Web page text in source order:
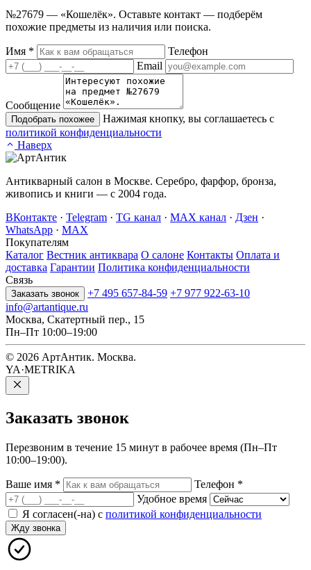
№27679 — «Кошелёк». Оставьте контакт — подберём
похожие предметы из наличия или поиска.
Имя *
Телефон
Email
Сообщение
Подобрать похожее
Нажимая кнопку, вы соглашаетесь с
политикой конфиденциальности
Наверх
Антикварный салон в Москве. Серебро, фарфор, бронза,
живопись и книги — с 2004 года.
ВКонтакте · Telegram · TG канал · MAX канал · Дзен ·
WhatsApp · MAX
Покупателям
Каталог Вестник антиквара О салоне Контакты Оплата и
доставка Гарантии Политика конфиденциальности
Связь
Заказать звонок +7 495 657-84-59 +7 977 922-63-10
info@artantique.ru
Москва, Скатертный пер., 15
Пн–Пт 10:00–19:00
© 2026 АртАнтик. Москва.
YA·METRIKA
Заказать звонок
Перезвоним в течение 15 минут в рабочее время (Пн–Пт
10:00–19:00).
Ваше имя * Телефон *
Удобное время
Я согласен(-на) с политикой конфиденциальности
Жду звонка